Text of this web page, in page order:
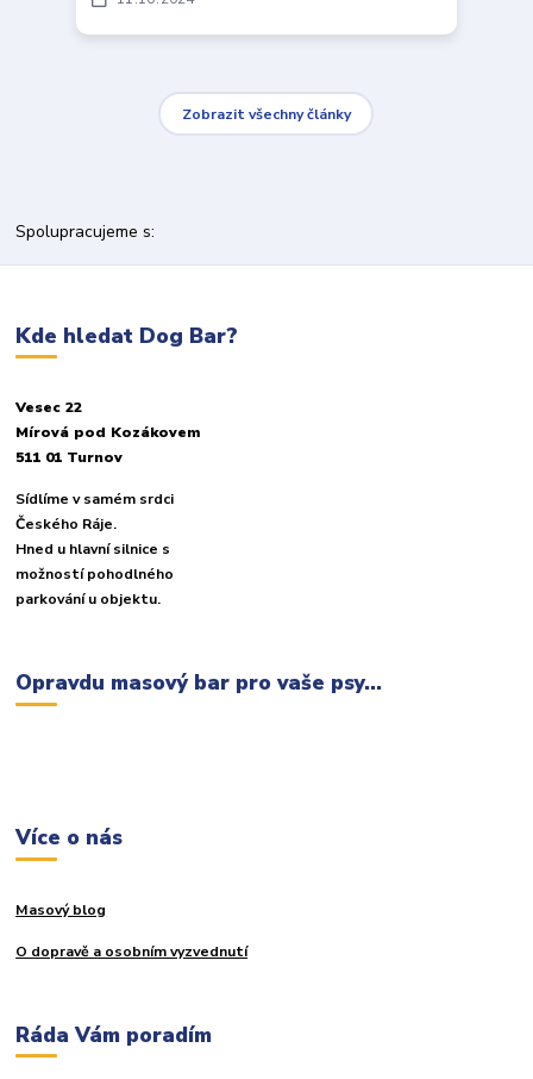
Zobrazit všechny články
Spolupracujeme s:
Kde hledat Dog Bar?
Vesec 22
Mírová pod Kozákovem
511 01 Turnov
Sídlíme v samém srdci
Českého Ráje.
Hned u hlavní silnice s
možností pohodlného
parkování u objektu.
Opravdu masový bar pro vaše psy...
Více o nás
Masový blog
O dopravě a osobním vyzvednutí
Ráda Vám poradím